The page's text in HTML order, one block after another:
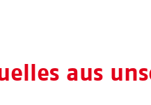
aus